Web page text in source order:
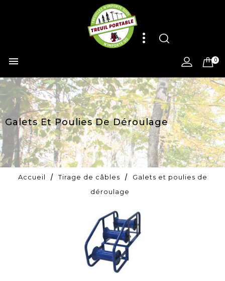
 0
Galets Et Poulies De Déroulage
Accueil Tirage de câbles
Galets et poulies de
déroulage